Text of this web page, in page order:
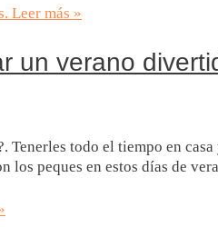
Leer más »
un verano
Tenerles todo el tiempo en
los peques en estos días de